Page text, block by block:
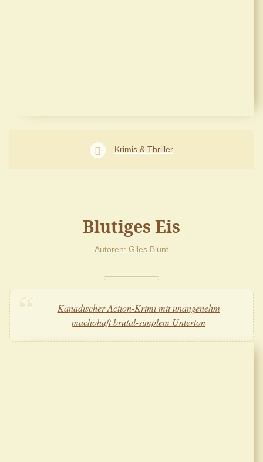
Krimis & Thriller
Blutiges Eis
Autoren Giles Blunt
Kanadischer Action-Krimi mit unangenehm
machohaft brutal-simplem Unterton